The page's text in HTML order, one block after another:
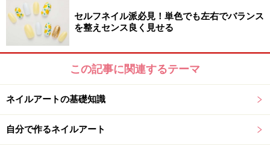
Amazonでネイルグッズをチェック！
楽天市場でネイルアート用品をチェック！
セルフネイル派必見！単色でも左右でバランス
を整えセンス良く見せる
この記事に関連するテーマ
ネイルアートの基礎知識
自分で作るネイルアート